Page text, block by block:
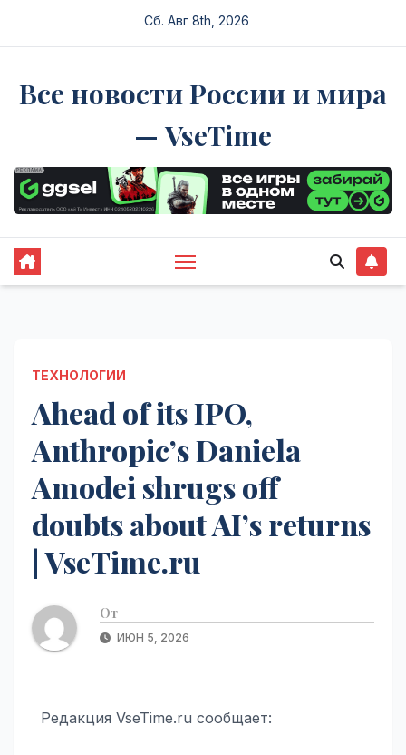
Сб. Авг 8th, 2026
Все новости России и мира
— VseTime
ТЕХНОЛОГИИ
Ahead of its IPO,
Anthropic’s Daniela
Amodei shrugs off
doubts about AI’s returns
| VseTime.ru
От
ИЮН 5, 2026
Редакция VseTime.ru сообщает: